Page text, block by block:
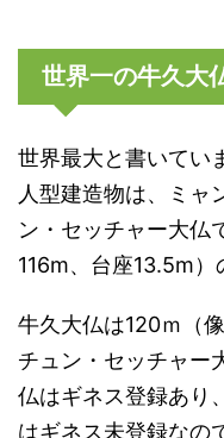
世界一の牛久大
世界最大と書いてい
人型建造物は、ミャ
ン・セッチャー大仏
116m、台座13.5m）
牛久大仏は120ｍ（
チュン・セッチャー
仏はギネス登録あり
はギネス未登録なの